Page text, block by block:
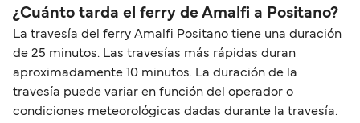
¿Cuánto tarda el ferry de Amalfi a Positano?
La travesía del ferry Amalfi Positano tiene una duración
de 25 minutos. Las travesías más rápidas duran
aproximadamente 10 minutos. La duración de la
travesía puede variar en función del operador o
condiciones meteorológicas dadas durante la travesía.